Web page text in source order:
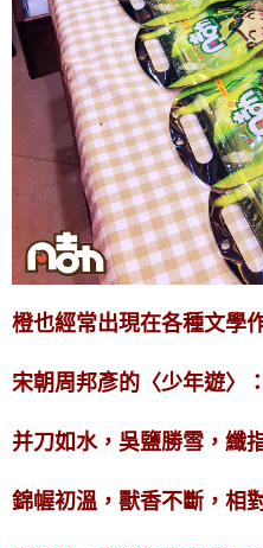
橙也經常出現在各種文學
宋朝周邦彥的〈少年遊〉：
并刀如水，吳鹽勝雪，纖
錦幄初溫，獸香不斷，相